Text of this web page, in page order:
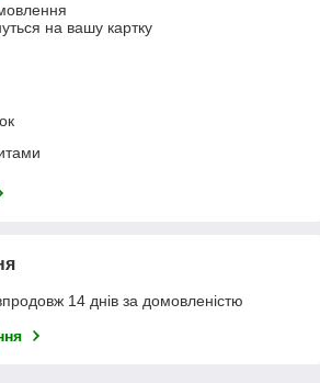
на вашу картку
14 днів за домовленістю